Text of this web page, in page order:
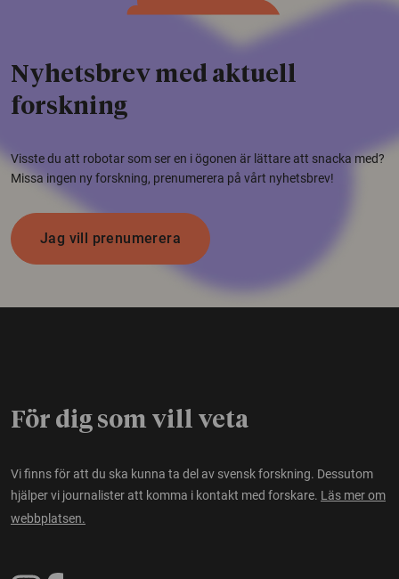
Nyhetsbrev med aktuell
forskning
Visste du att robotar som ser en i ögonen är lättare att snacka med?
Missa ingen ny forskning, prenumerera på vårt nyhetsbrev!
Jag vill prenumerera
För dig som vill veta
Vi finns för att du ska kunna ta del av svensk forskning. Dessutom
hjälper vi journalister att komma i kontakt med forskare. Läs mer om
webbplatsen.